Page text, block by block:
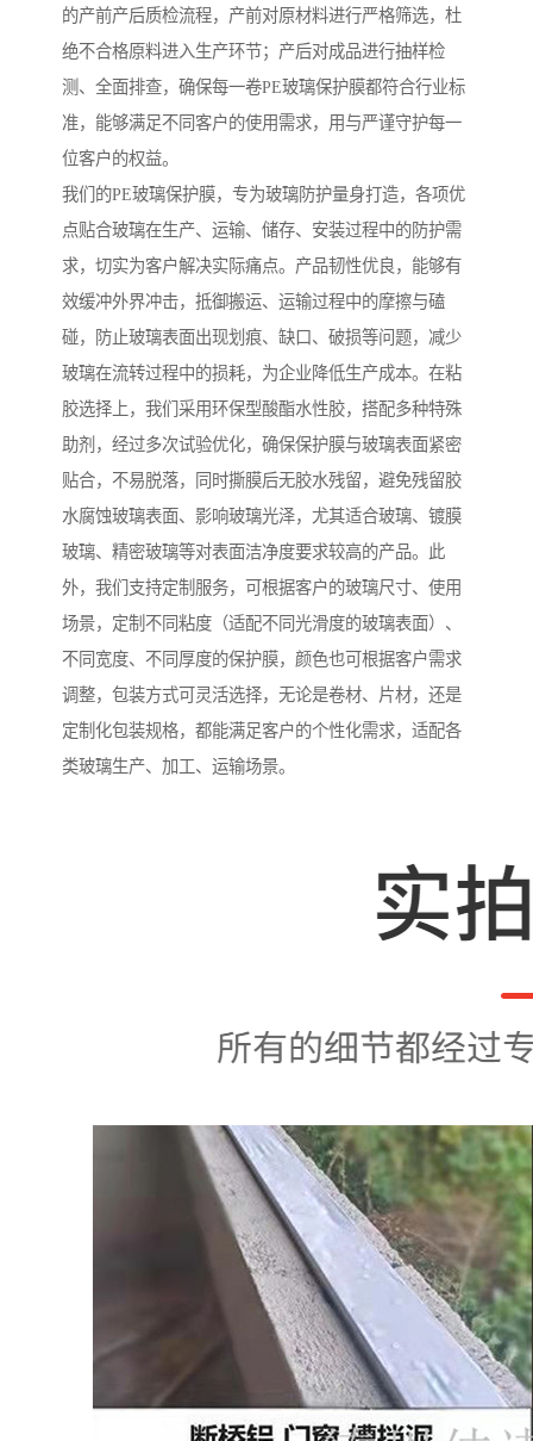
的产前产后质检流程，产前对原材料进行严格筛选，杜
绝不合格原料进入生产环节；产后对成品进行抽样检
测、全面排查，确保每一卷PE玻璃保护膜都符合行业标
准，能够满足不同客户的使用需求，用与严谨守护每一
位客户的权益。
我们的PE玻璃保护膜，专为玻璃防护量身打造，各项优
点贴合玻璃在生产、运输、储存、安装过程中的防护需
求，切实为客户解决实际痛点。产品韧性优良，能够有
效缓冲外界冲击，抵御搬运、运输过程中的摩擦与磕
碰，防止玻璃表面出现划痕、缺口、破损等问题，减少
玻璃在流转过程中的损耗，为企业降低生产成本。在粘
胶选择上，我们采用环保型酸酯水性胶，搭配多种特殊
助剂，经过多次试验优化，确保保护膜与玻璃表面紧密
贴合，不易脱落，同时撕膜后无胶水残留，避免残留胶
水腐蚀玻璃表面、影响玻璃光泽，尤其适合玻璃、镀膜
玻璃、精密玻璃等对表面洁净度要求较高的产品。此
外，我们支持定制服务，可根据客户的玻璃尺寸、使用
场景，定制不同粘度（适配不同光滑度的玻璃表面）、
不同宽度、不同厚度的保护膜，颜色也可根据客户需求
调整，包装方式可灵活选择，无论是卷材、片材，还是
定制化包装规格，都能满足客户的个性化需求，适配各
类玻璃生产、加工、运输场景。